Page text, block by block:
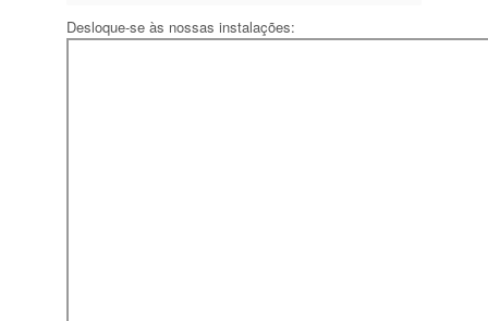
Desloque-se às nossas instalações: